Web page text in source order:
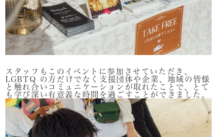
スタッフもこのイベントに参加させていただき、
LGBTQ の方だけでなく支援団体や企業、地域の皆様
と触れ合いコミュニケーションが取れたことで、とて
も学び深い有意義な時間を過ごすことができました。